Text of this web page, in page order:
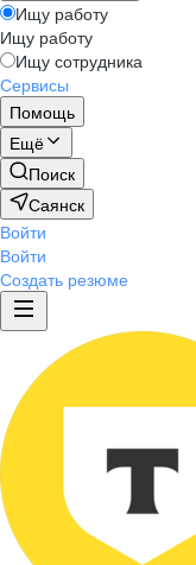
Ищу работу
Ищу работу
Ищу сотрудника
Сервисы
Помощь
Ещё
Поиск
Саянск
Войти
Войти
Создать резюме